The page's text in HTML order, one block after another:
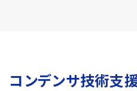
コンデンサ技術支